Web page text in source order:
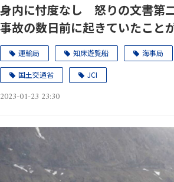
身内に忖度なし 怒りの文書第
事故の数日前に起きていたこと
つれ・・
運輸局 知床遊覧船 海事局
国土交通省 JCI
2023-01-23 23:30